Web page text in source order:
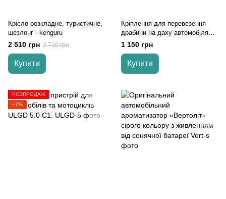
Крісло розкладне, туристичне,
шезлонг - kenguru
2 510 грн 2 710 грн
Купити
Кріплення для перевезення
драбини на даху автомобіля
Amos (1 шт)
1 150 грн
Купити
РОЗПРОДАЖ
−7%